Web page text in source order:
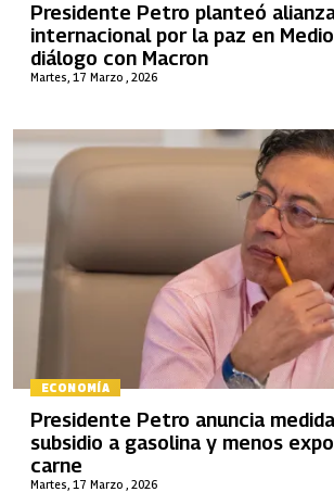
Martes, 17 Marzo , 2026
Presidente Petro planteó
internacional por la paz en
diálogo con Macron
ECONOMÍA
Martes, 17 Marzo , 2026
Presidente Petro anuncia
subsidio a gasolina y menos
carne